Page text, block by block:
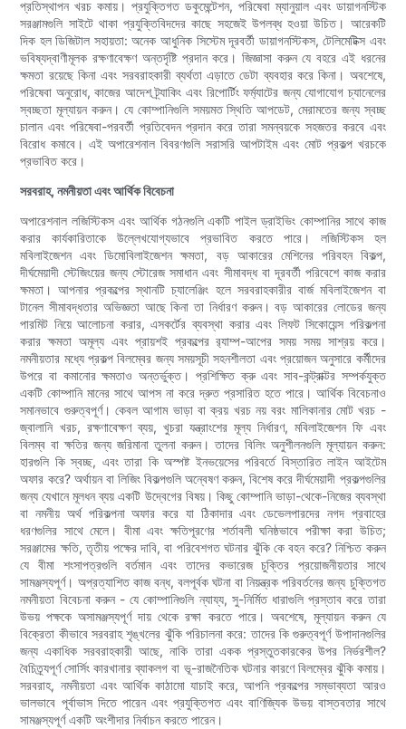
প্রতিস্থাপন খরচ কমায়। প্রযুক্তিগত ডকুমেন্টেশন, পরিষেবা ম্যানুয়াল এবং ডায়াগনস্টিক
সরঞ্জামগুলি সাইটে থাকা প্রযুক্তিবিদদের কাছে সহজেই উপলব্ধ হওয়া উচিত। আরেকটি
দিক হল ডিজিটাল সহায়তা: অনেক আধুনিক সিস্টেম দূরবর্তী ডায়াগনস্টিকস, টেলিমেটিক্স এবং
ভবিষ্যদ্বাণীমূলক রক্ষণাবেক্ষণ অন্তর্দৃষ্টি প্রদান করে। জিজ্ঞাসা করুন যে বহরে এই ধরনের
ক্ষমতা রয়েছে কিনা এবং সরবরাহকারী ব্যর্থতা এড়াতে ডেটা ব্যবহার করে কিনা। অবশেষে,
পরিষেবা অনুরোধ, কাজের আদেশ ট্র্যাকিং এবং রিপোর্টিং ফর্ম্যাটের জন্য যোগাযোগ চ্যানেলের
স্বচ্ছতা মূল্যায়ন করুন। যে কোম্পানিগুলি সময়মত স্থিতি আপডেট, মেরামতের জন্য স্বচ্ছ
চালান এবং পরিষেবা-পরবর্তী প্রতিবেদন প্রদান করে তারা সমন্বয়কে সহজতর করবে এবং
বিরোধ কমাবে। এই অপারেশনাল বিবরণগুলি সরাসরি আপটাইম এবং মোট প্রকল্প খরচকে
প্রভাবিত করে।
সরবরাহ, নমনীয়তা এবং আর্থিক বিবেচনা
অপারেশনাল লজিস্টিকস এবং আর্থিক গঠনগুলি একটি পাইল ড্রাইভিং কোম্পানির সাথে কাজ
করার কার্যকারিতাকে উল্লেখযোগ্যভাবে প্রভাবিত করতে পারে। লজিস্টিকস হল
মবিলাইজেশন এবং ডিমোবিলাইজেশন ক্ষমতা, বড় আকারের মেশিনের পরিবহন বিকল্প,
দীর্ঘমেয়াদী স্টেজিংয়ের জন্য স্টোরেজ সমাধান এবং সীমাবদ্ধ বা দূরবর্তী পরিবেশে কাজ করার
ক্ষমতা। আপনার প্রকল্পের স্থানটি চ্যালেঞ্জিং হলে সরবরাহকারীর বার্জ মবিলাইজেশন বা
টানেল সীমাবদ্ধতার অভিজ্ঞতা আছে কিনা তা নির্ধারণ করুন। বড় আকারের লোডের জন্য
পারমিট নিয়ে আলোচনা করার, এসকর্টের ব্যবস্থা করার এবং লিফট সিকোয়েন্স পরিকল্পনা
করার ক্ষমতা অমূল্য এবং প্রায়শই প্রকল্পের র‍্যাম্প-আপের সময় সময় সাশ্রয় করে।
নমনীয়তার মধ্যে প্রকল্প বিলম্বের জন্য সময়সূচী সহনশীলতা এবং প্রয়োজন অনুসারে কর্মীদের
উপরে বা কমানোর ক্ষমতাও অন্তর্ভুক্ত। প্রশিক্ষিত ক্রু এবং সাব-কন্ট্রাক্টর সম্পর্কযুক্ত
একটি কোম্পানি মানের সাথে আপস না করে দ্রুত প্রসারিত হতে পারে। আর্থিক বিবেচনাও
সমানভাবে গুরুত্বপূর্ণ। কেবল আগাম ভাড়া বা ক্রয় খরচ নয় বরং মালিকানার মোট খরচ -
জ্বালানি খরচ, রক্ষণাবেক্ষণ ব্যয়, খুচরা যন্ত্রাংশের মূল্য নির্ধারণ, মবিলাইজেশন ফি এবং
বিলম্ব বা ক্ষতির জন্য জরিমানা তুলনা করুন। তাদের বিলিং অনুশীলনগুলি মূল্যায়ন করুন:
হারগুলি কি স্বচ্ছ, এবং তারা কি অস্পষ্ট ইনভয়েসের পরিবর্তে বিস্তারিত লাইন আইটেম
অফার করে? অর্থায়ন বা লিজিং বিকল্পগুলি অন্বেষণ করুন, বিশেষ করে দীর্ঘমেয়াদী প্রকল্পগুলির
জন্য যেখানে মূলধন ব্যয় একটি উদ্বেগের বিষয়। কিছু কোম্পানি ভাড়া-থেকে-নিজের ব্যবস্থা
বা নমনীয় অর্থ পরিকল্পনা অফার করে যা ঠিকাদার এবং ডেভেলপারদের নগদ প্রবাহের
ধরণগুলির সাথে মেলে। বীমা এবং ক্ষতিপূরণের শর্তাবলী ঘনিষ্ঠভাবে পরীক্ষা করা উচিত;
সরঞ্জামের ক্ষতি, তৃতীয় পক্ষের দাবি, বা পরিবেশগত ঘটনার ঝুঁকি কে বহন করে? নিশ্চিত করুন
যে বীমা শংসাপত্রগুলি বর্তমান এবং তাদের কভারেজ চুক্তির প্রয়োজনীয়তার সাথে
সামঞ্জস্যপূর্ণ। অপ্রত্যাশিত কাজ বন্ধ, বলপূর্বক ঘটনা বা নিয়ন্ত্রক পরিবর্তনের জন্য চুক্তিগত
নমনীয়তা বিবেচনা করুন - যে কোম্পানিগুলি ন্যায্য, সু-নির্মিত ধারাগুলি প্রস্তাব করে তারা
উভয় পক্ষকে অসামঞ্জস্যপূর্ণ দায় থেকে রক্ষা করতে পারে। অবশেষে, মূল্যায়ন করুন যে
বিক্রেতা কীভাবে সরবরাহ শৃঙ্খলের ঝুঁকি পরিচালনা করে: তাদের কি গুরুত্বপূর্ণ উপাদানগুলির
জন্য একাধিক সরবরাহকারী আছে, নাকি তারা একক প্রস্তুতকারকের উপর নির্ভরশীল?
বৈচিত্র্যপূর্ণ সোর্সিং কারখানার ব্যাকলগ বা ভূ-রাজনৈতিক ঘটনার কারণে বিলম্বের ঝুঁকি কমায়।
সরবরাহ, নমনীয়তা এবং আর্থিক কাঠামো যাচাই করে, আপনি প্রকল্পের সম্ভাব্যতা আরও
ভালভাবে পূর্বাভাস দিতে পারেন এবং প্রযুক্তিগত এবং বাণিজ্যিক উভয় বাস্তবতার সাথে
সামঞ্জস্যপূর্ণ একটি অংশীদার নির্বাচন করতে পারেন।